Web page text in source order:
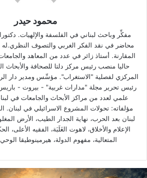
محمود حيدر
مفكِّر وباحث لبناني في الفلسفة والإلهيات.
محاضر في نقد الفكر الغربي والتصوف النظري.له
المقارنة. أستاذ زائر في عدد من المعاهد
حاليا منصب رئيس مركز دلتا للصحافة والأبحاث
علمي لعدد من مراكز الأبحاث والجامعات في
مؤلفاته: تحولات المشروع الاسرائيلي في لبنان.
لبنان بعد الحرب، نهاية الجدار الطيب، الأرض
الإعلام والأخلاق، لاهوت الغَلَبَة، الفقيه الأعلى،
المتعالية، مفهوم الدولة، هيرمينوطيقا